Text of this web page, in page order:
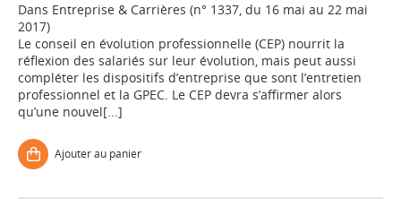
Dans Entreprise & Carrières (n° 1337, du 16 mai au 22 mai
2017)
Le conseil en évolution professionnelle (CEP) nourrit la
réflexion des salariés sur leur évolution, mais peut aussi
compléter les dispositifs d’entreprise que sont l’entretien
professionnel et la GPEC. Le CEP devra s’affirmer alors
qu’une nouvel[...]
Ajouter au panier